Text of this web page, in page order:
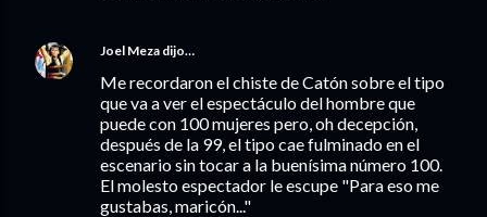
Joel Meza dijo…
Me recordaron el chiste de Catón sobre el tipo
que va a ver el espectáculo del hombre que
puede con 100 mujeres pero, oh decepción,
después de la 99, el tipo cae fulminado en el
escenario sin tocar a la buenísima número 100.
El molesto espectador le escupe "Para eso me
gustabas, maricón..."